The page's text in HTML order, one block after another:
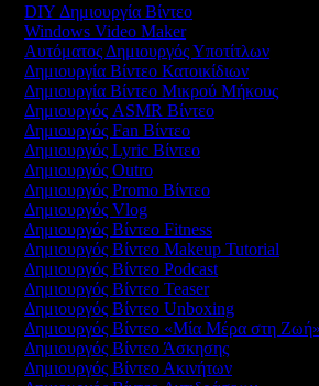
DIY Δημιουργία Βίντεο
Windows Video Maker
Αυτόματος Δημιουργός Υποτίτλων
Δημιουργία Βίντεο Κατοικίδιων
Δημιουργία Βίντεο Μικρού Μήκους
Δημιουργός ASMR Βίντεο
Δημιουργός Fan Βίντεο
Δημιουργός Lyric Βίντεο
Δημιουργός Outro
Δημιουργός Promo Βίντεο
Δημιουργός Vlog
Δημιουργός Βίντεο Fitness
Δημιουργός Βίντεο Makeup Tutorial
Δημιουργός Βίντεο Podcast
Δημιουργός Βίντεο Teaser
Δημιουργός Βίντεο Unboxing
Δημιουργός Βίντεο «Μία Μέρα στη Ζωή»
Δημιουργός Βίντεο Άσκησης
Δημιουργός Βίντεο Ακινήτων